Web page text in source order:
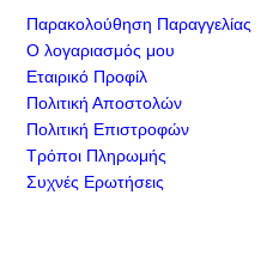
Παρακολούθηση Παραγγελίας
Ο λογαριασμός μου
Εταιρικό Προφίλ
Πολιτική Αποστολών
Πολιτική Επιστροφών
Τρόποι Πληρωμής
Συχνές Ερωτήσεις